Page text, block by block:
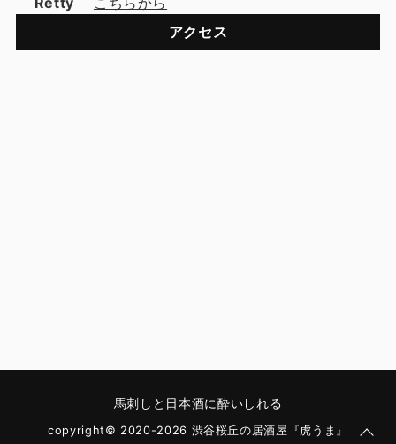
アクセス
馬刺しと日本酒に酔いしれる
copyright© 2020-2026 渋谷桜丘の居酒屋『虎うま』